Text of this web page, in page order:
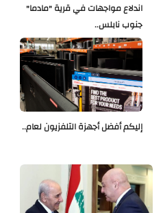
اندلاع مواجهات في قرية "مادما"
جنوب نابلس..
إليكم أفضل أجهزة التلفزيون لعام..